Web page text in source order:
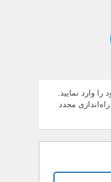
وارد نمایید.
مجدد